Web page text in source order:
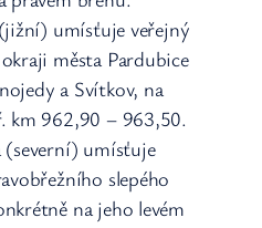
umísťuje veřejný
města Pardubice
a Svítkov, na
km 962,90 – 963,50.
(severní) umísťuje
slepého
na jeho levém